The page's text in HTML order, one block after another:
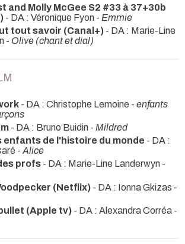
and Molly McGee S2 #33 à 37+30b
- DA : Véronique Fyon - Emmie
tout savoir (Canal+) - DA : Marie-Line
- Olive (chant et dial)
- DA : Christophe Lemoine - enfants
- DA : Bruno Buidin - Mildred
enfants de l'histoire du monde - DA :
- Alice
profs - DA : Marie-Line Landerwyn -
(Netflix) - DA : Ionna Gkizas -
(Apple tv) - DA : Alexandra Corréa -